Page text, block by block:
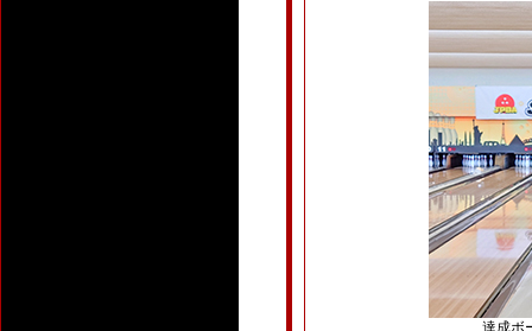
達成ボ